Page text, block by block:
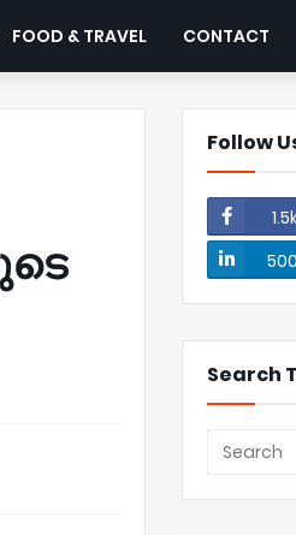
FOOD & TRAVEL CONTACT
Follow
500
Search